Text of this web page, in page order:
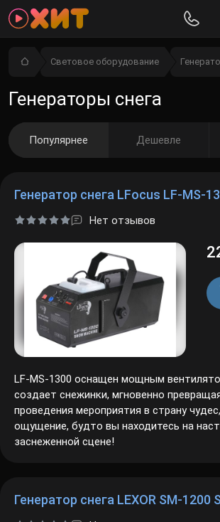
Световое оборудование
Генераторы снега
Популярнее Дешевле
Генератор снега LFocus LF-MS-
Нет отзывов
LF-MS-1300 оснащен мощным
создает снежинки, мгновенно
проведения мероприятия в страну
ощущение, будто вы находитесь на
заснеженной сцене!
Генератор снега LEXOR SM-1200